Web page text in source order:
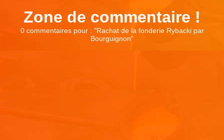
Zone de commentaire !
0 commentaires pour : "Rachat de la fonderie Rybacki par
Bourguignon"